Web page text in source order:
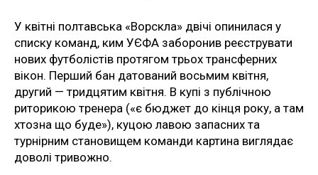
У квітні полтавська «Ворскла» двічі опинилася у
списку команд, ким УЄФА заборонив реєструвати
нових футболістів протягом трьох трансферних
вікон. Перший бан датований восьмим квітня,
другий — тридцятим квітня. В купі з публічною
риторикою тренера («є бюджет до кінця року, а там
хтозна що буде»), куцою лавою запасних та
турнірним становищем команди картина виглядає
доволі тривожно.